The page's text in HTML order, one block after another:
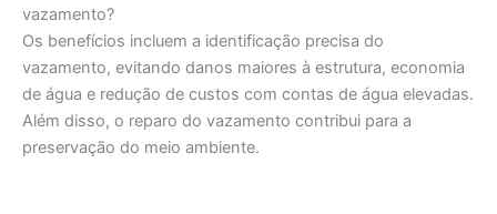
vazamento?
Os benefícios incluem a identificação precisa do
vazamento, evitando danos maiores à estrutura, economia
de água e redução de custos com contas de água elevadas.
Além disso, o reparo do vazamento contribui para a
preservação do meio ambiente.